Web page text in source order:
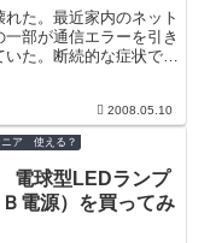
れた。最近家内のネット
一部が通信エラーを引き
いた。断続的な症状で原
2008.05.10
ニア 使える？
電球型LEDランプ
Ｂ電源）を買ってみ